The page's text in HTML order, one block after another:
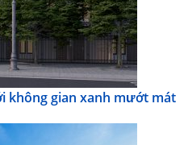
không gian xanh mướt mát